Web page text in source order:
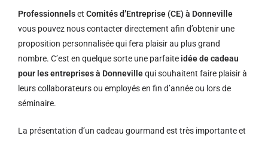
Professionnelset Comités d’Entreprise (CE) à Donneville
vous pouvez nous contacter directement afin d’obtenir une
proposition personnalisée qui fera plaisir au plus grand
nombre. C’est en quelque sorte une parfaite idée de cadeau
pour les entreprises à Donnevillequi souhaitent faire plaisir à
leurs collaborateurs ou employés en fin d’année ou lors de
séminaire.
La présentation d’un cadeau gourmand est très importante et